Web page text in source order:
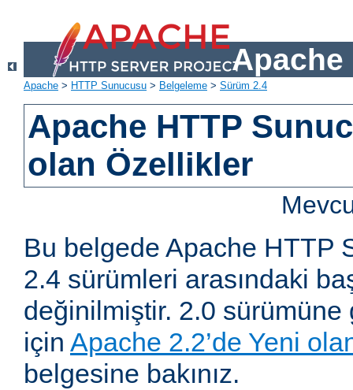
Apache
Apache > HTTP Sunucusu > Belgeleme > Sürüm 2.4
Apache HTTP
olan Özellikler
Bu belgede Apache HTTP
2.4 sürümleri arasındaki
değinilmiştir. 2.0
için Apache 2.2’de Yeni
belgesine bakınız.